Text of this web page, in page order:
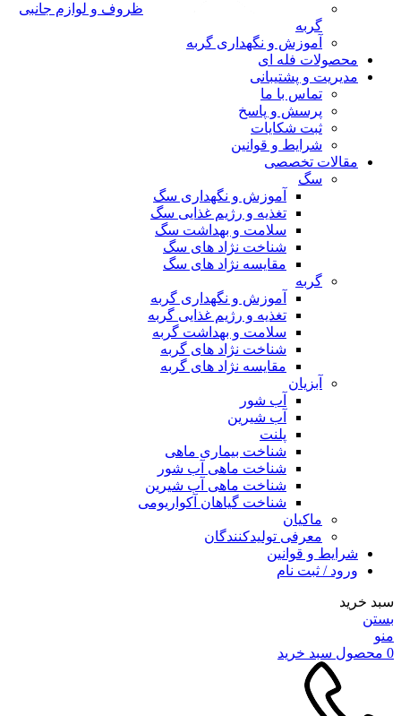
ظروف و لوازم جانبی
گربه
آموزش و نگهداری گربه
محصولات فله ای
مدیریت و پشتیبانی
تماس با ما
پرسش و پاسخ
ثبت شکایات
شرایط و قوانین
مقالات تخصصی
سگ
آموزش و نگهداری سگ
تغذیه و رژیم غذایی سگ
سلامت و بهداشت سگ
شناخت نژاد های سگ
مقایسه نژاد های سگ
گربه
آموزش و نگهداری گربه
تغذیه و رژیم غذایی گربه
سلامت و بهداشت گربه
شناخت نژاد های گربه
مقایسه نژاد های گربه
آبزیان
آب شور
آب شیرین
پلنت
شناخت بیماری ماهی
شناخت ماهی آب شور
شناخت ماهی آب شیرین
شناخت گیاهان آکواریومی
ماکیان
معرفی تولیدکنندگان
شرایط و قوانین
ورود / ثبت نام
سبد خرید
بستن
منو
0 محصول سبد خرید